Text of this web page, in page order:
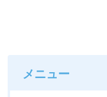
メニュー